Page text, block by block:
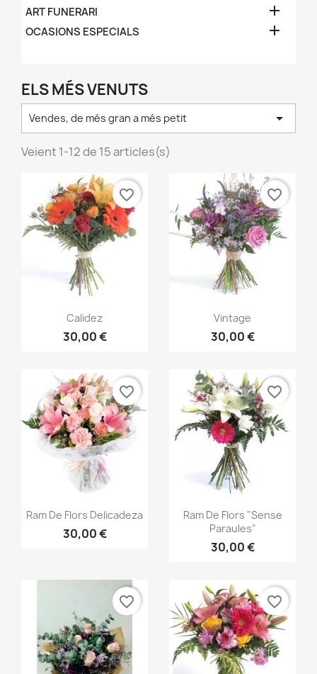
ART FUNERARI

OCASIONS ESPECIALS 
ELS MÉS VENUTS
Vendes, de més gran a més petit 
Veient 1-12 de 15 articles(s)
Vista ràpida
Calidez
30,00 €
favorite_border
Vista ràpida
Vintage
30,00 €
favorite_border
Vista ràpida
Ram De Flors Delicadeza
30,00 €
favorite_border
Vista ràpida
Ram De Flors "Sense
Paraules"
30,00 €
favorite_border
favorite_border favorite_border